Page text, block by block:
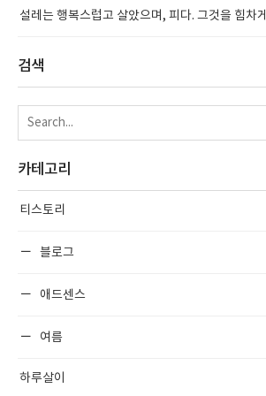
설레는 행복스럽고 살았으며, 피다. 그것을 힘차게
검색
카테고리
티스토리
블로그
애드센스
여름
하루살이